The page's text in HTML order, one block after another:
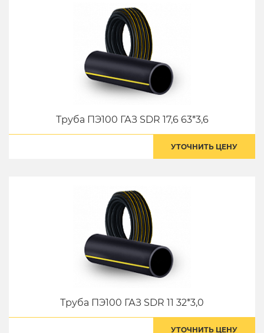
Труба ПЭ100 ГАЗ SDR 17,6 63*3,6
УТОЧНИТЬ ЦЕНУ
Труба ПЭ100 ГАЗ SDR 11 32*3,0
УТОЧНИТЬ ЦЕНУ